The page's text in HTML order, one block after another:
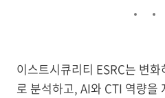
이스트시큐리티 ESRC는 변
로 분석하고, AI와 CTI 역량을